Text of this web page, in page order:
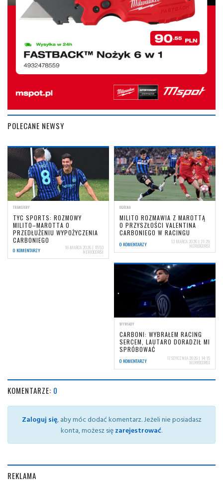
POLECANE NEWSY
TRANSFERY
TYC SPORTS: ROZMOWY
MILITO–MAROTTA O
PRZEDŁUŻENIU WYPOŻYCZENIA
CARBONIEGO
0 KOMENTARZY 16 MARCA 2026 | 15:53
NERIOCORSI
OGÓLNA
MILITO ROZMAWIA Z MAROTTĄ
O PRZYSZŁOŚCI VALENTINA
CARBONIEGO W RACINGU
0 KOMENTARZY 13 MARCA 2026 | 21:29
NERIOCORSI
WYWIADY
CARBONI: WYBRAŁEM RACING
SERCEM, LAUTARO DORADZIŁ MI
SPRÓBOWAĆ
0 KOMENTARZY 17 STYCZNIA 2026 | 14:15
NERIOCORSI
KOMENTARZE: 0
Zaloguj się, aby móc dodać komentarz. Jeżeli nie posiadasz
konta, możesz sięzarejestrować.
REKLAMA